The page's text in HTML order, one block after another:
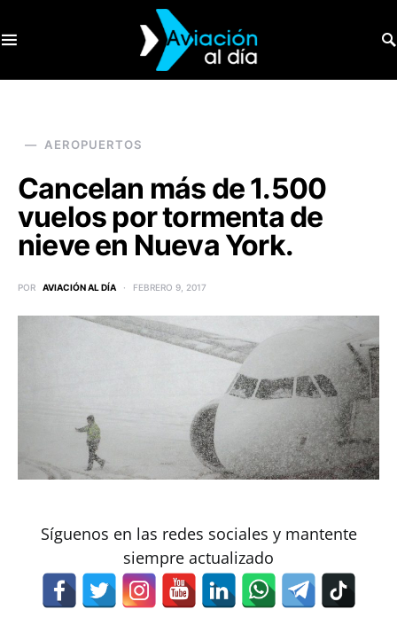
AEROPUERTOS
Cancelan más de 1.500
vuelos por tormenta de
nieve en Nueva York.
POR AVIACIÓN AL DÍA FEBRERO 9, 2017
Síguenos en las redes sociales y mantente
siempre actualizado